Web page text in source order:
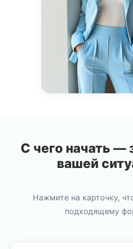
С чего начать —
вашей
Нажмите на карточку,
подходящему